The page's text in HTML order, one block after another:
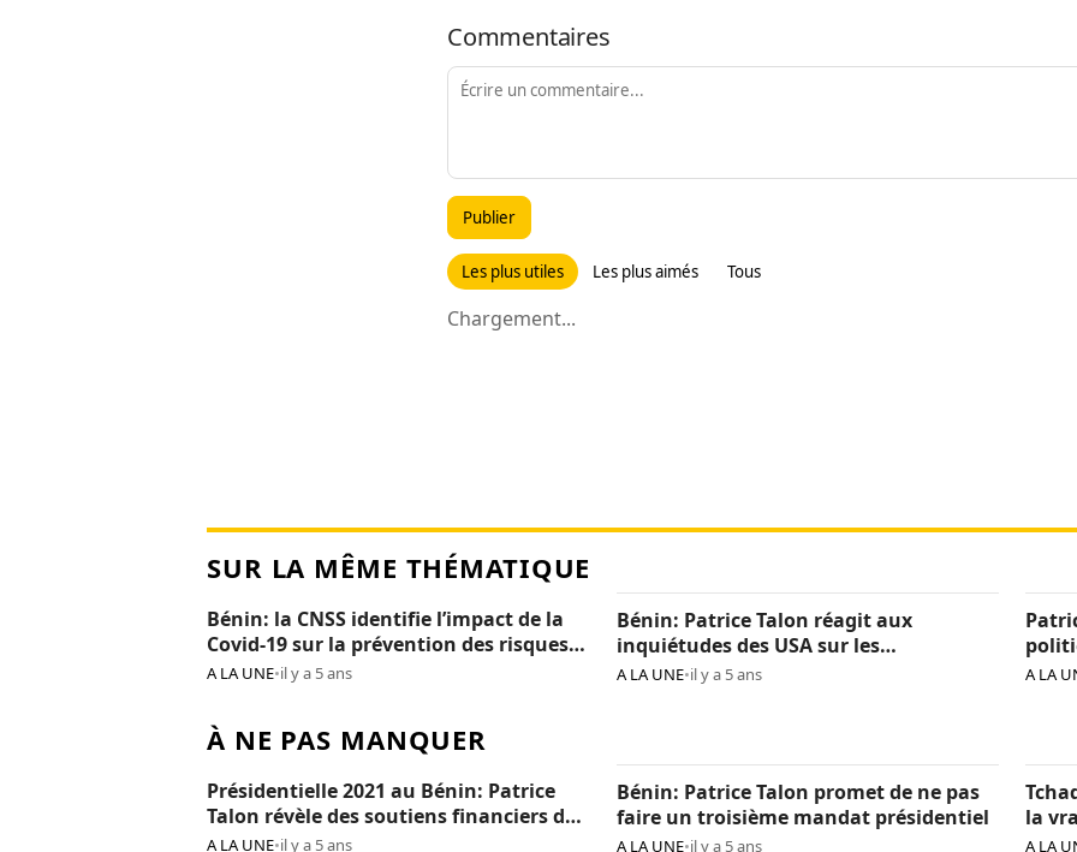
Commentaires
Publier
Les plus utiles Les plus aimés Tous
Chargement...
SUR LA MÊME THÉMATIQUE
Bénin: la CNSS identifie l’impact de la
Covid-19 sur la prévention des risques
professionnels
A LA UNE•il y a 5 ans
Bénin: Patrice Talon réagit aux
inquiétudes des USA sur les
« arrestations d’opposants »
A LA UNE•il y a 5 ans A LA
À NE PAS MANQUER
Présidentielle 2021 au Bénin: Patrice
Talon révèle des soutiens financiers de
Réckya Madougou
A LA UNE•il y a 5 ans
Bénin: Patrice Talon promet de ne pas
faire un troisième mandat présidentiel
A LA UNE•il y a 5 ans
la
Itno
A LA